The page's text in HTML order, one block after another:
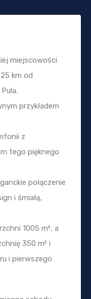
miejscowości
km od
przykładem
z
tego pięknego
połączenie
i śmiałą,
1005 m², a
350 m² i
i pierwszego